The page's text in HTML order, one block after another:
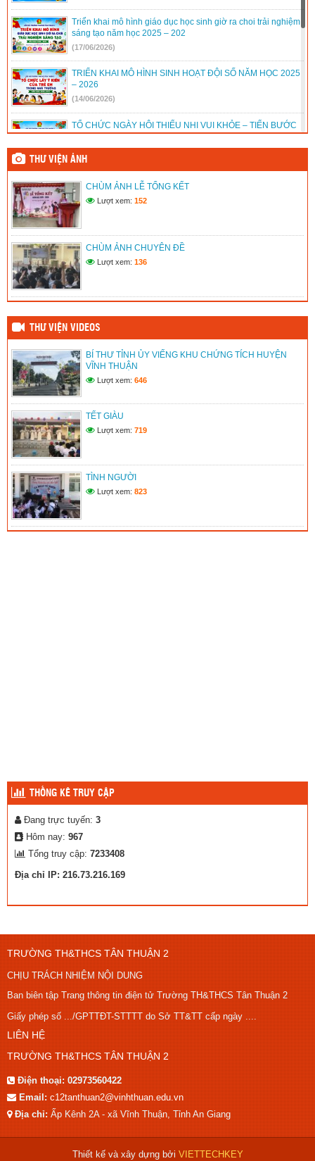
Triển khai mô hình giáo dục học sinh giờ ra choi trải nghiệm
sáng tạo năm học 2025 – 202
(17/06/2026)
TRIỂN KHAI MÔ HÌNH SINH HOẠT ĐỘI SỐ NĂM HỌC 2025
– 2026
(14/06/2026)
TỔ CHỨC NGÀY HỘI THIẾU NHI VUI KHỎE – TIẾN BƯỚC
LÊN ĐOÀN NĂM HỌC 2025 – 2026
(14/06/2026)
KỸ NĂNG CỨU NGƯỜI TẠI TRƯỜNG TH&THCS TÂN
THUẬN 2 NĂM HỌC 2025 – 2026
(14/06/2026)
LIÊN ĐỘI TRƯỜNG TH&THCS TÂN THUẬN 2 PHÁT HUY
HIỆU QUẢ HOẠT ĐỘNG CỦA CÂU LẠC BỘ TƯ VẤN, TRỢ
GIÚP TRẺ EM NĂM HỌC 2025 – 2026
(14/06/2026)
THƯ VIỆN ẢNH
CHÙM ẢNH LỄ TỔNG KẾT
Lượt xem: 152
CHÙM ẢNH CHUYÊN ĐỀ
Lượt xem: 136
THƯ VIỆN VIDEOS
BÍ THƯ TỈNH ỦY VIẾNG KHU CHỨNG TÍCH HUYỆN
VĨNH THUẬN
Lượt xem: 646
TẾT GIÀU
Lượt xem: 719
TÌNH NGƯỜI
Lượt xem: 823
THỐNG KÊ TRUY CẬP
Đang trực tuyến: 3
Hôm nay: 967
Tổng truy cập: 7233408
Địa chỉ IP: 216.73.216.169
TRƯỜNG TH&THCS TÂN THUẬN 2
CHỊU TRÁCH NHIỆM NỘI DUNG
Ban biên tập Trang thông tin điện tử Trường TH&THCS Tân Thuận 2
Giấy phép số .../GPTTĐT-STTTT do Sở TT&TT cấp ngày ....
LIÊN HỆ
TRƯỜNG TH&THCS TÂN THUẬN 2
Điện thoại:02973560422
Email:c12tanthuan2@vinhthuan.edu.vn
Địa chỉ:Ấp Kênh 2A - xã Vĩnh Thuận, Tỉnh An Giang
Thiết kế và xây dựng bởi VIETTECHKEY